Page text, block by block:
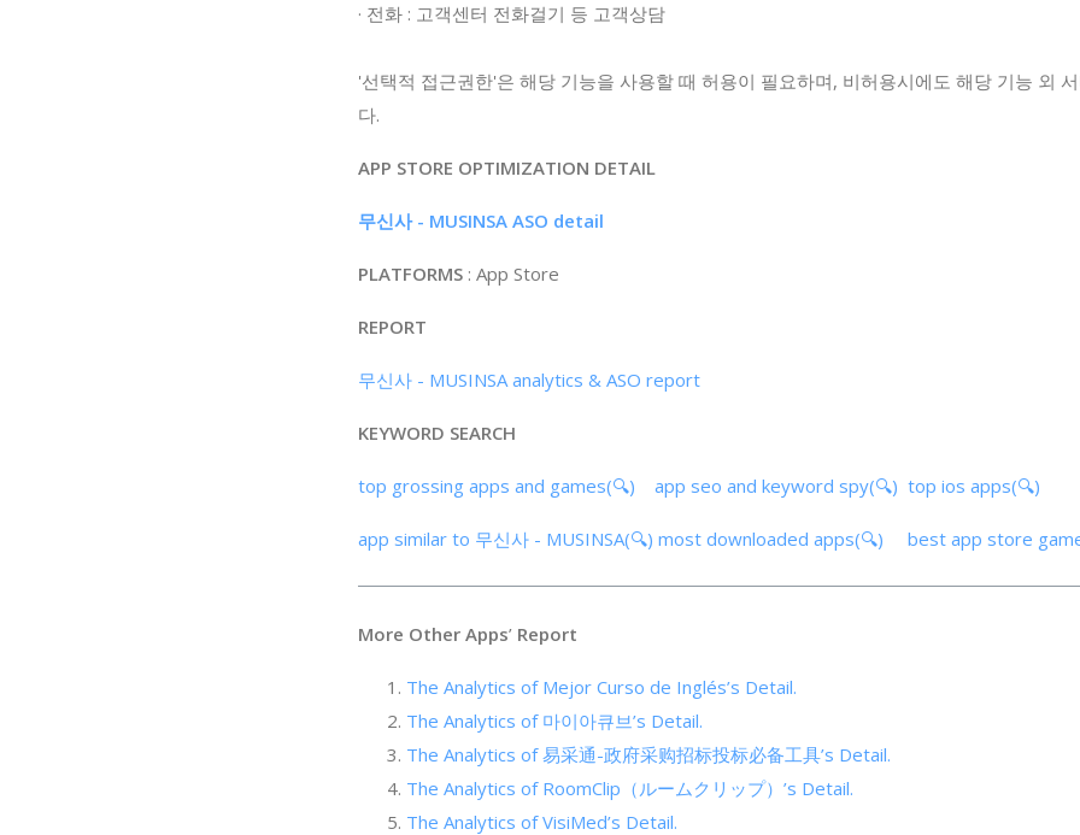
· 전화 : 고객센터 전화걸기 등 고객상담
'선택적 접근권한'은 해당 기능을 사용할 때 허용이 필요하며, 비허용시에도 해당 기능 외
다.
APP STORE OPTIMIZATION DETAIL
무신사 - MUSINSA ASO detail
PLATFORMS : App Store
REPORT
무신사 - MUSINSA analytics & ASO report
KEYWORD SEARCH
top grossing apps and games(🔍) app seo and keyword spy(🔍) top ios apps(🔍)
app similar to 무신사 - MUSINSA(🔍) most downloaded apps(🔍) best app store
More Other Apps’ Report
The Analytics of Mejor Curso de Inglés’s Detail.
The Analytics of 마이아큐브’s Detail.
The Analytics of 易采通-政府采购招标投标必备工具’s Detail.
The Analytics of RoomClip（ルームクリップ）’s Detail.
The Analytics of VisiMed’s Detail.